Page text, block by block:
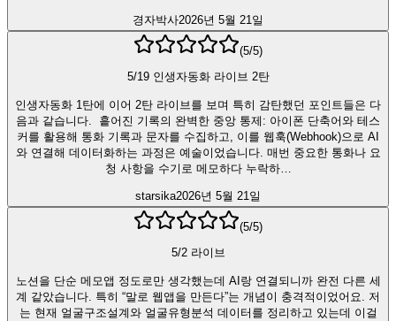
경자박사2026년 5월 21일
(5/5)
5/19 인생자동화 라이브 2탄
인생자동화 1탄에 이어 2탄 라이브를 보며 특히 감탄했던 포인트들은 다
음과 같습니다. ​ 흩어진 기록의 완벽한 중앙 통제: 아이폰 단축어와 테스
커를 활용해 통화 기록과 문자를 수집하고, 이를 웹훅(Webhook)으로 AI
와 연결해 데이터화하는 과정은 예술이었습니다. 매번 중요한 통화나 요
청 사항을 수기로 메모하다 누락하…
starsika2026년 5월 21일
(5/5)
5/2 라이브
노션을 단순 메모앱 정도로만 생각했는데 AI랑 연결되니까 완전 다른 세
계 같았습니다. 특히 “말로 웹앱을 만든다”는 개념이 충격적이었어요. 저
는 현재 얼굴구조설계와 얼굴유형분석 데이터를 정리하고 있는데 이걸